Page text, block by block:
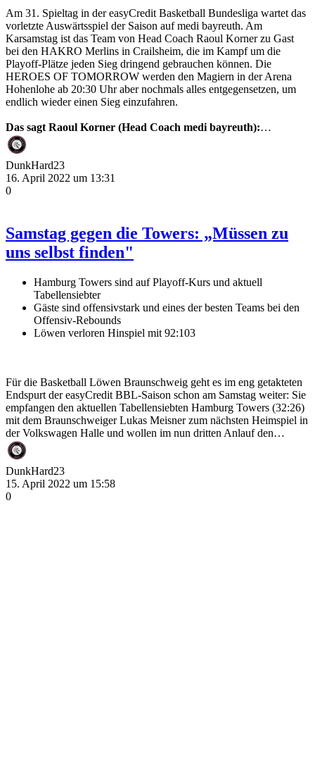
Am 31. Spieltag in der easyCredit Basketball Bundesliga wartet das
vorletzte Auswärtsspiel der Saison auf medi bayreuth. Am
Karsamstag ist das Team von Head Coach Raoul Korner zu Gast
bei den HAKRO Merlins in Crailsheim, die im Kampf um die
Playoff-Plätze jeden Sieg dringend gebrauchen können. Die
HEROES OF TOMORROW werden den Magiern in der Arena
Hohenlohe ab 20:30 Uhr aber nochmals alles entgegensetzen, um
endlich wieder einen Sieg einzufahren.
Das sagt Raoul Korner (Head Coach medi bayreuth):…
DunkHard23
16. April 2022 um 13:31
0
Samstag gegen die Towers: „Müssen zu
uns selbst finden"
Hamburg Towers sind auf Playoff-Kurs und aktuell
Tabellensiebter
Gäste sind offensivstark und eines der besten Teams bei den
Offensiv-Rebounds
Löwen verloren Hinspiel mit 92:103
Für die Basketball Löwen Braunschweig geht es im eng getakteten
Endspurt der easyCredit BBL-Saison schon am Samstag weiter: Sie
empfangen den aktuellen Tabellensiebten Hamburg Towers (32:26)
mit dem Braunschweiger Lukas Meisner zum nächsten Heimspiel in
der Volkswagen Halle und wollen im nun dritten Anlauf den…
DunkHard23
15. April 2022 um 15:58
0